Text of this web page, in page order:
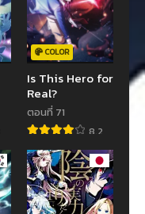
COLOR
Is This Hero for
Real?
ตอนที่ 71
8.2